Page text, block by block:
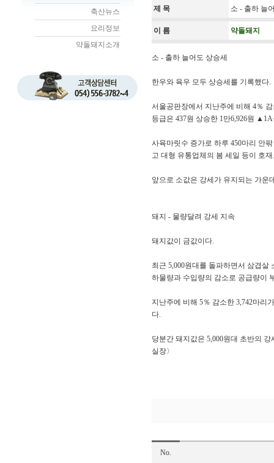
축산뉴스
요리정보
약돌돼지소개
제 목 소 - 출하 늘
이 름 약돌돼지
소 - 출하 늘어도 상승세
한우와 육우 모두 상승세를 기록했다.
서울공판장에서 지난주에 비해 4％
등급은 437원 상승한 1만6,926원
사육마릿수 증가로 하루 450마리 안
고 대형 유통업체의 봄 세일 등이 호
앞으로 소값은 강세가 유지되는 가운
돼지 - 물량달려 강세 지속
돼지값이 금값이다.
최근 5,000원대를 돌파하면서 삼겹살
하물량과 수입량의 감소로 공급량이
지난주에 비해 5％ 감소한 3,742마리
다.
당분간 돼지값은 5,000원대 초반의
실장〉
No.